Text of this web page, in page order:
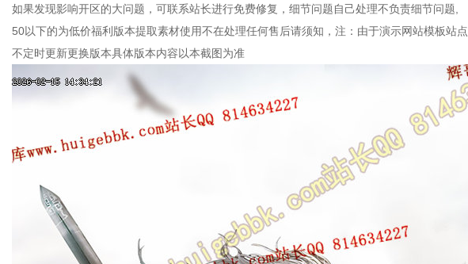
如果发现影响开区的大问题，可联系站长进行免费修复，细节问题自己处理不负责细节问题,
50以下的为低价福利版本提取素材使用不在处理任何售后请须知，注：由于演示网站模板站点
不定时更新更换版本具体版本内容以本截图为准